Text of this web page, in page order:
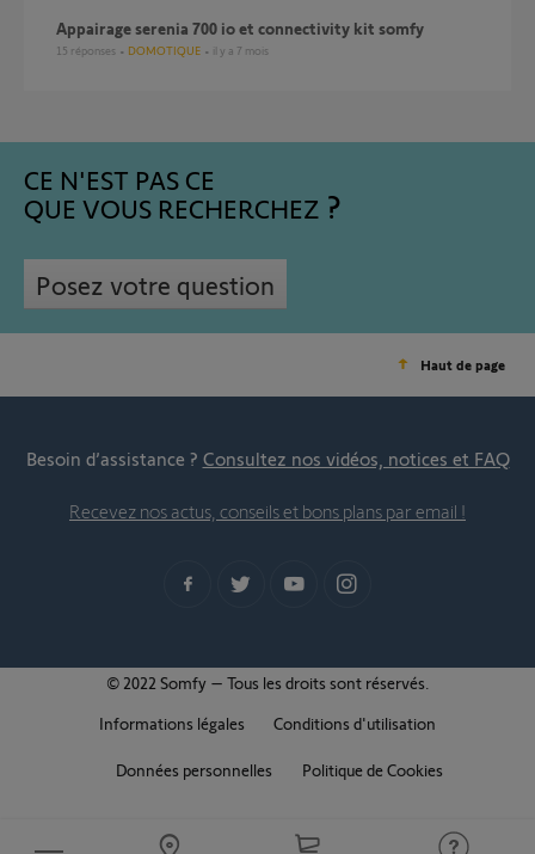
appairage serenia 700 io et connectivity kit somfy
15 réponses DOMOTIQUE il y a 7 mois
CE N'EST PAS CE
QUE VOUS RECHERCHEZ
Posez votre question
Haut de page
Besoin d’assistance ? Consultez nos vidéos, notices et FAQ
Recevez nos actus, conseils et bons plans par email !
© 2022 Somfy – Tous les droits sont réservés.
Informations légales
Conditions d'utilisation
Données personnelles Politique de Cookies